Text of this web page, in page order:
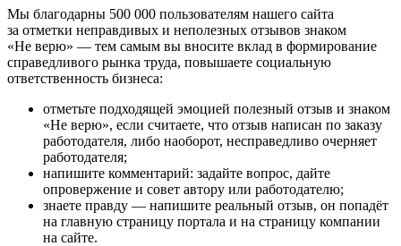
Мы благодарны 500 000 пользователям нашего сайта
за отметки неправдивых и неполезных отзывов знаком
«Не верю» — тем самым вы вносите вклад в формирование
справедливого рынка труда, повышаете социальную
ответственность бизнеса:
отметьте подходящей эмоцией полезный отзыв и знаком
«Не верю», если считаете, что отзыв написан по заказу
работодателя, либо наоборот, несправедливо очерняет
работодателя;
напишите комментарий: задайте вопрос, дайте
опровержение и совет автору или работодателю;
знаете правду — напишите реальный отзыв, он попадёт
на главную страницу портала и на страницу компании
на сайте.